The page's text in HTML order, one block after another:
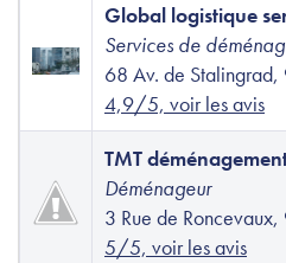
Global logistique
Services de
68 Av. de
4,9/5, voir les avis
TMT
Déménageur
3 Rue de
5/5, voir les avis